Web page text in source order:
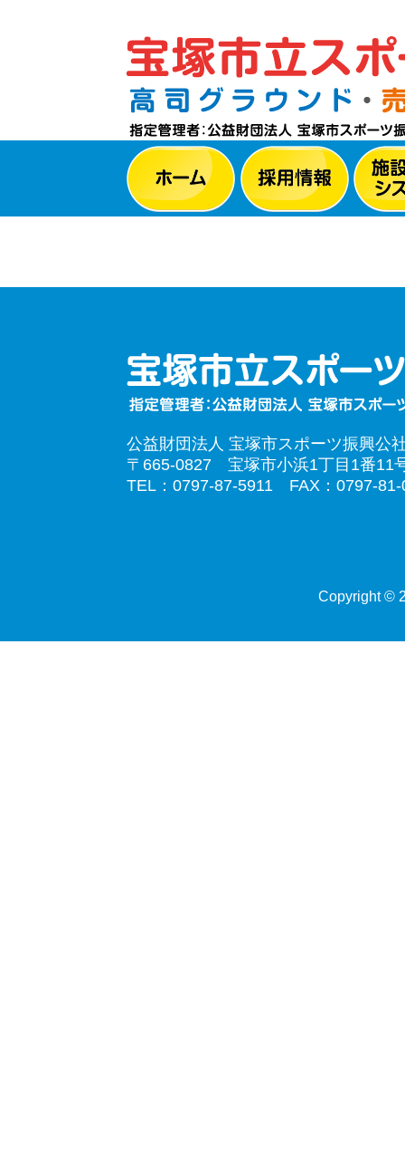
公益財団法人 宝塚市スポーツ振興公
〒665-0827 宝塚市小浜1丁目1番11
TEL：0797-87-5911 FAX：0797-81-
Copyright ©